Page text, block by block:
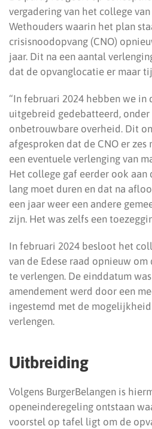
vergadering van het college
Wethouders waarin het plan
crisisnoodopvang (CNO)
jaar. Dit na een aantal
dat de opvanglocatie er maar
“In februari 2024 hebben we in
uitgebreid gedebatteerd, onder
onbetrouwbare overheid. Dit
afgesproken dat de CNO er zes
een eventuele verlenging van
Het college gaf eerder ook
lang moet duren en dat na
een jaar weer een andere
zijn. Het was zelfs een
In februari 2024 besloot het
van de Edese raad opnieuw
te verlengen. De einddatum
amendement werd door een
ingestemd met de
verlengen.
Uitbreiding
Volgens BurgerBelangen is
openeinderegeling ontstaan
voorstel op tafel ligt om de